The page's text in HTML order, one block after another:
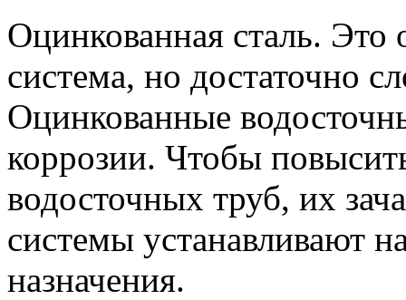
Оцинкованная сталь. Это
система, но достаточно
Оцинкованные
коррозии. Чтобы
водосточных труб, их
системы устанавливают
назначения.